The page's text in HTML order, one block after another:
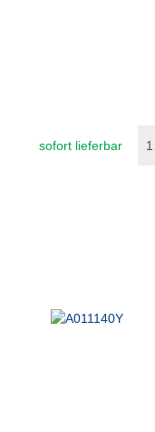
sofort lieferbar